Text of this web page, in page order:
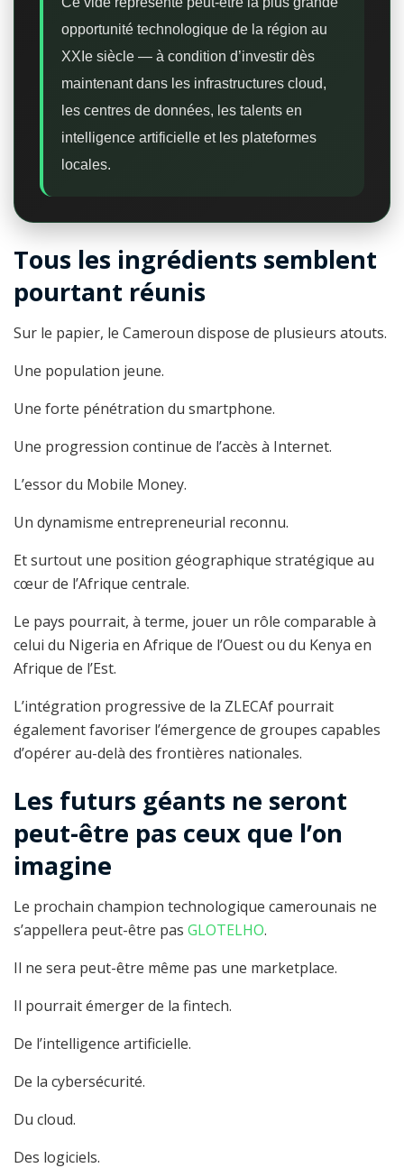
opportunité technologique de la région au
XXIe siècle — à condition d’investir dès
maintenant dans les infrastructures cloud,
les centres de données, les talents en
intelligence artificielle et les plateformes
locales.
Tous les ingrédients semblent
pourtant réunis
Sur le papier, le Cameroun dispose de plusieurs atouts.
Une population jeune.
Une forte pénétration du smartphone.
Une progression continue de l’accès à Internet.
L’essor du Mobile Money.
Un dynamisme entrepreneurial reconnu.
Et surtout une position géographique stratégique au
cœur de l’Afrique centrale.
Le pays pourrait, à terme, jouer un rôle comparable à
celui du Nigeria en Afrique de l’Ouest ou du Kenya en
Afrique de l’Est.
L’intégration progressive de la ZLECAf pourrait
également favoriser l’émergence de groupes capables
d’opérer au-delà des frontières nationales.
Les futurs géants ne seront
peut-être pas ceux que l’on
imagine
Le prochain champion technologique camerounais ne
s’appellera peut-être pas GLOTELHO.
Il ne sera peut-être même pas une marketplace.
Il pourrait émerger de la fintech.
De l’intelligence artificielle.
De la cybersécurité.
Du cloud.
Des logiciels.